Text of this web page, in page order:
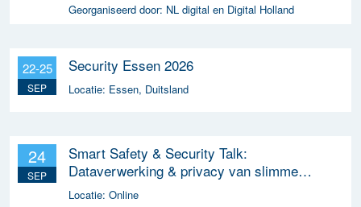
Georganiseerd door: NL digital en Digital Holland
22-25
SEP
Security Essen 2026
Locatie: Essen, Duitsland
24
SEP
Smart Safety & Security Talk:
Dataverwerking & privacy van slimme
apparaten
Locatie: Online